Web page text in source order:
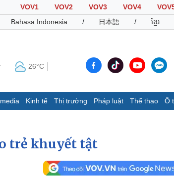
VOV1 VOV2 VOV3 VOV4
Bahasa Indonesia / 日本語 / ខ្មែរ
26°C
Kinh tế Thị trường Pháp luật Thể thao Ô
Cuộc sống đó đây
trẻ khuyết tật